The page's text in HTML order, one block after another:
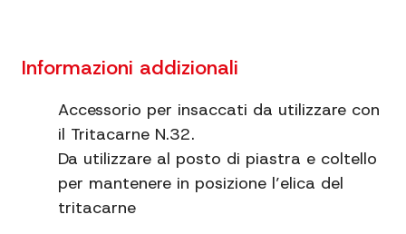
Informazioni addizionali
Accessorio per insaccati da utilizzare con
il Tritacarne N.32.
Da utilizzare al posto di piastra e coltello
per mantenere in posizione l’elica del
tritacarne